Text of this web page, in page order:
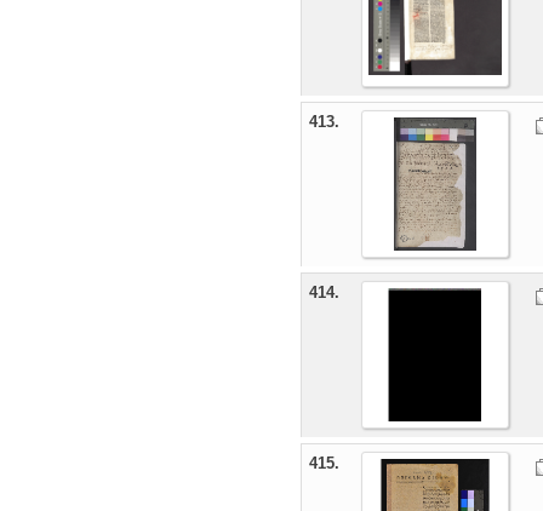
413.
414.
415.